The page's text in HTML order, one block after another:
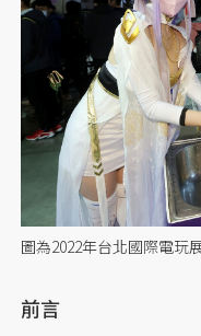
圖為2022年台北國際電玩
前言